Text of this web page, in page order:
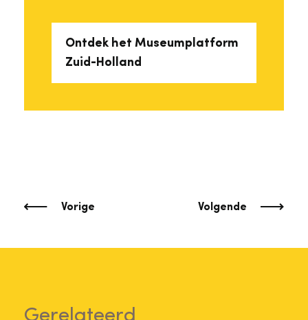
Ontdek het Museumplatform
Zuid-Holland
Vorige Volgende
Gerelateerd